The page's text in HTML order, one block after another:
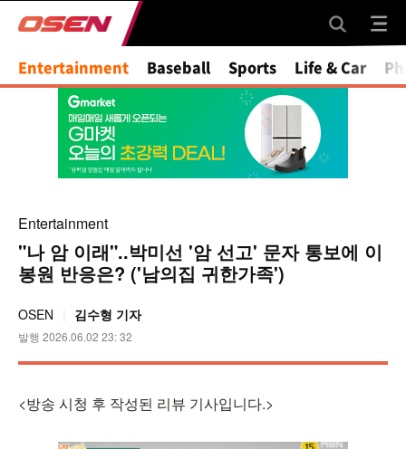
Mute
Entertainment Baseball Sports Life & Car
Entertainment
"나 암 이래"..박미선 '암 선고' 문자 통보에 이
봉원 반응은? ('남의집 귀한가족')
OSEN 김수형 기자
발행 2026.06.02 23: 32
<방송 시청 후 작성된 리뷰 기사입니다.>